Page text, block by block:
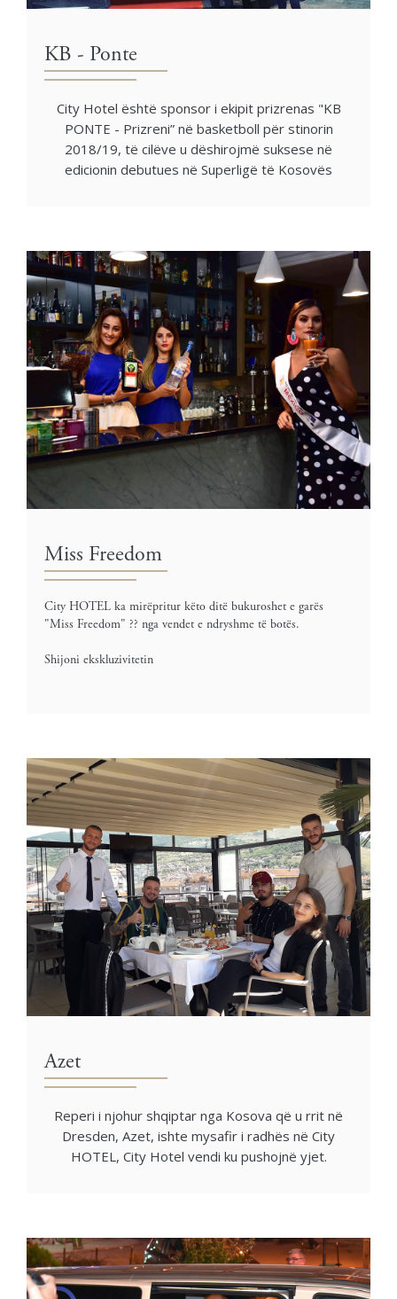
KB - Ponte
City Hotel është sponsor i ekipit prizrenas "KB
PONTE - Prizreni” në basketboll për stinorin
2018/19, të cilëve u dëshirojmë suksese në
edicionin debutues në Superligë të Kosovës
Miss Freedom
City HOTEL ka mirëpritur këto ditë bukuroshet e garës
"Miss Freedom" ?? nga vendet e ndryshme të botës.
Shijoni ekskluzivitetin
Azet
Reperi i njohur shqiptar nga Kosova që u rrit në
Dresden, Azet, ishte mysafir i radhës në City
HOTEL, City Hotel vendi ku pushojnë yjet.